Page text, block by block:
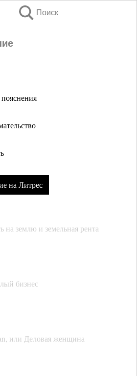
Поиск
на Литрес
на землю и земельная рента
бизнес
или Деловая женщина